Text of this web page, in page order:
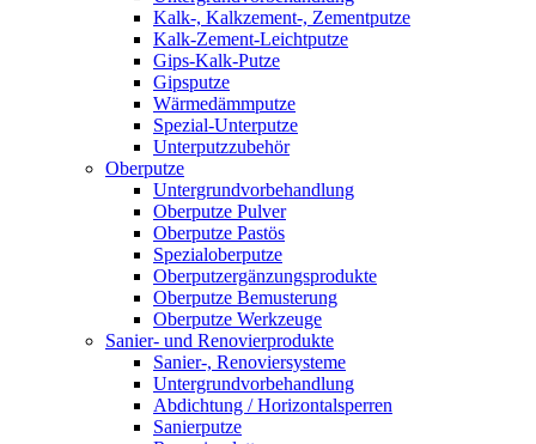
Kalk-, Kalkzement-, Zementputze
Kalk-Zement-Leichtputze
Gips-Kalk-Putze
Gipsputze
Wärmedämmputze
Spezial-Unterputze
Unterputzzubehör
Oberputze
Untergrundvorbehandlung
Oberputze Pulver
Oberputze Pastös
Spezialoberputze
Oberputzergänzungsprodukte
Oberputze Bemusterung
Oberputze Werkzeuge
Sanier- und Renovierprodukte
Sanier-, Renoviersysteme
Untergrundvorbehandlung
Abdichtung / Horizontalsperren
Sanierputze